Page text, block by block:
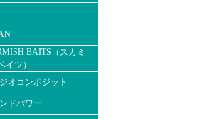
BAITS（スカミ
イツ）
オコンポジット
ドパワー